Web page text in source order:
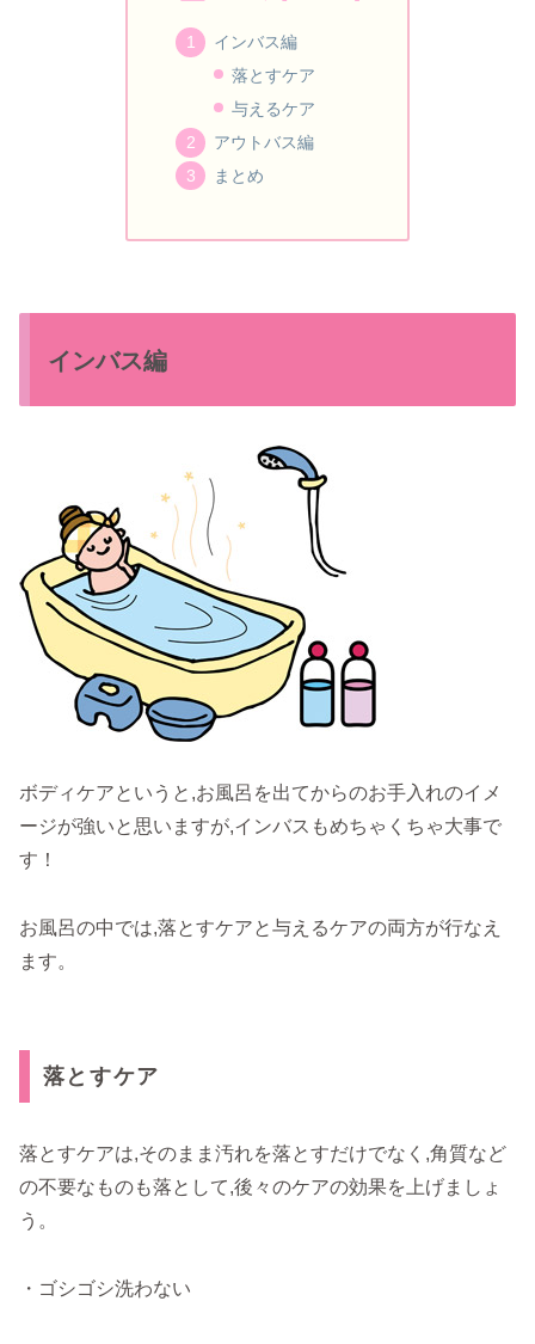
インバス編
落とすケア
与えるケア
アウトバス編
まとめ
インバス編
ボディケアというと,お風呂を出てからのお手入れのイメ
ージが強いと思いますが,インバスもめちゃくちゃ大事で
す！
お風呂の中では,落とすケアと与えるケアの両方が行なえ
ます。
落とすケア
落とすケアは,そのまま汚れを落とすだけでなく,角質など
の不要なものも落として,後々のケアの効果を上げましょ
う。
・ゴシゴシ洗わない